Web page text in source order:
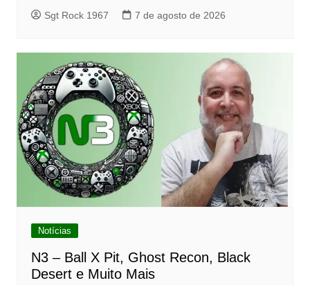
Sgt Rock 1967 7 de agosto de 2026
Notícias
N3 – Ball X Pit, Ghost Recon, Black
Desert e Muito Mais